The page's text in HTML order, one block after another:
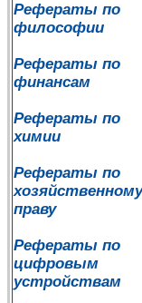
Рефераты по
философии
Рефераты по
финансам
Рефераты по
химии
Рефераты по
хозяйственному
праву
Рефераты по
цифровым
устройствам